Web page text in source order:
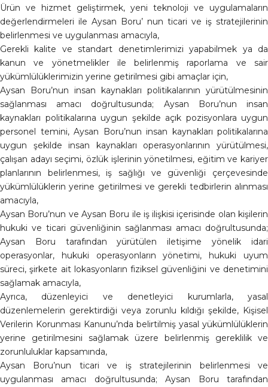
Ürün ve hizmet geliştirmek, yeni teknoloji ve uygulamaların
değerlendirmeleri ile Aysan Boru’ nun ticari ve iş stratejilerinin
belirlenmesi ve uygulanması amacıyla,
Gerekli kalite ve standart denetimlerimizi yapabilmek ya da
kanun ve yönetmelikler ile belirlenmiş raporlama ve sair
yükümlülüklerimizin yerine getirilmesi gibi amaçlar için,
Aysan Boru’nun insan kaynakları politikalarının yürütülmesinin
sağlanması amacı doğrultusunda; Aysan Boru’nun insan
kaynakları politikalarına uygun şekilde açık pozisyonlara uygun
personel temini, Aysan Boru’nun insan kaynakları politikalarına
uygun şekilde insan kaynakları operasyonlarının yürütülmesi,
çalışan adayı seçimi, özlük işlerinin yönetilmesi, eğitim ve kariyer
planlarının belirlenmesi, iş sağlığı ve güvenliği çerçevesinde
yükümlülüklerin yerine getirilmesi ve gerekli tedbirlerin alınması
amacıyla,
Aysan Boru’nun ve Aysan Boru ile iş ilişkisi içerisinde olan kişilerin
hukuki ve ticari güvenliğinin sağlanması amacı doğrultusunda;
Aysan Boru tarafından yürütülen iletişime yönelik idari
operasyonlar, hukuki operasyonların yönetimi, hukuki uyum
süreci, şirkete ait lokasyonların fiziksel güvenliğini ve denetimini
sağlamak amacıyla,
Ayrıca, düzenleyici ve denetleyici kurumlarla, yasal
düzenlemelerin gerektirdiği veya zorunlu kıldığı şekilde, Kişisel
Verilerin Korunması Kanunu’nda belirtilmiş yasal yükümlülüklerin
yerine getirilmesini sağlamak üzere belirlenmiş gereklilik ve
zorunluluklar kapsamında,
Aysan Boru’nun ticari ve iş stratejilerinin belirlenmesi ve
uygulanması amacı doğrultusunda; Aysan Boru tarafından